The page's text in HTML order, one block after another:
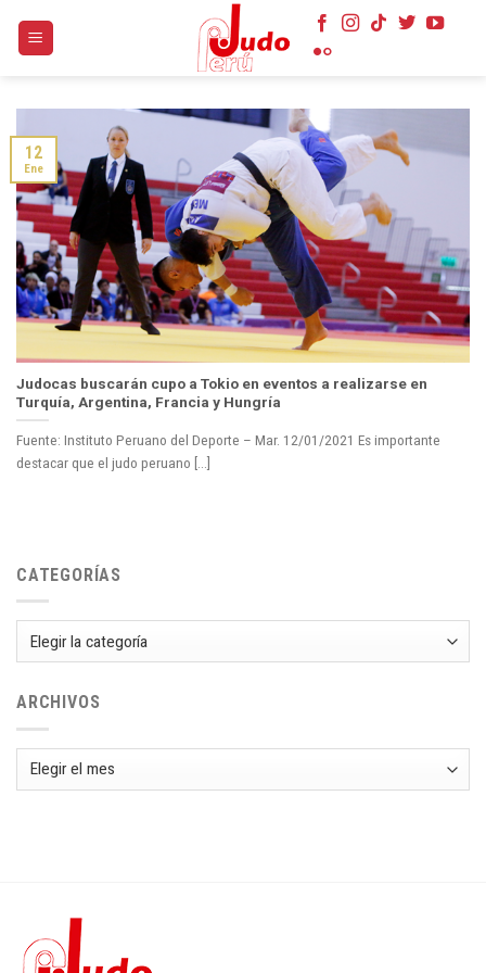
Judocas buscarán cupo a Tokio en eventos a realizarse en
Turquía, Argentina, Francia y Hungría
Fuente: Instituto Peruano del Deporte – Mar. 12/01/2021 Es importante
destacar que el judo peruano [...]
12
Ene
CATEGORÍAS
Categorías
ARCHIVOS
Archivos